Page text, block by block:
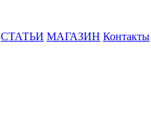
СТАТЬИ МАГАЗИН Контакты